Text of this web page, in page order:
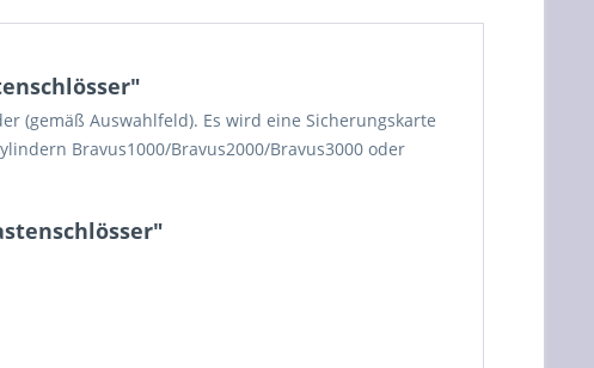
(gemäß Auswahlfeld). Es wird eine Sicherungskarte
Bravus1000/Bravus2000/Bravus3000 oder